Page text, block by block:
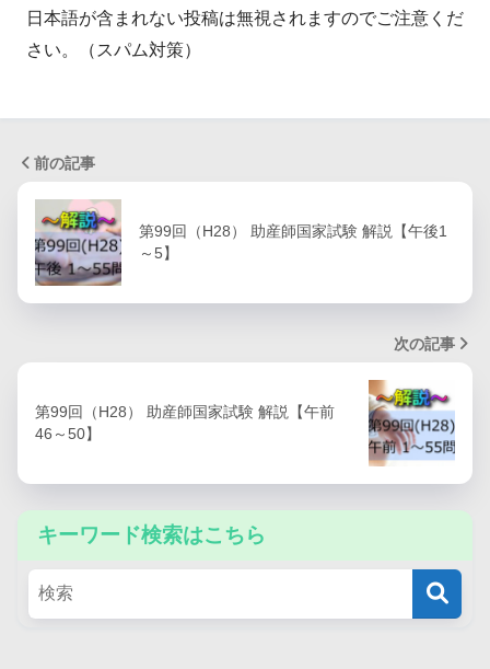
日本語が含まれない投稿は無視されますのでご注意くだ
さい。（スパム対策）
前の記事
第99回（H28） 助産師国家試験 解説【午後1
～5】
次の記事
第99回（H28） 助産師国家試験 解説【午前
46～50】
キーワード検索はこちら